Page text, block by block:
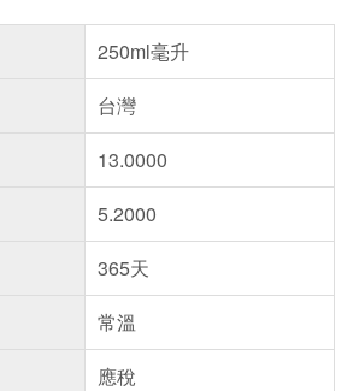
250ml毫升
台灣
13.0000
5.2000
365天
常溫
應稅